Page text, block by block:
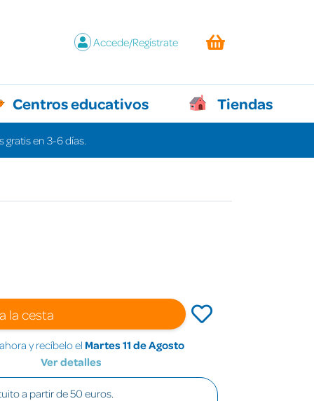
Accede/Regístrate
Centros educativos Tiendas
gratis en 3-6 días.
la cesta
y recíbelo el Martes 11 de Agosto
Ver detalles
a partir de 50 euros.